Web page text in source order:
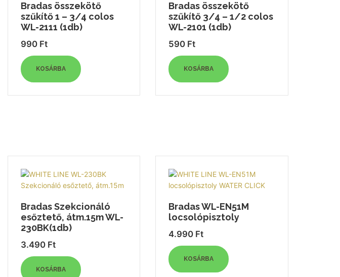
Bradas összekötő
szűkítő 1 – 3/4 colos
WL-2111 (1db)
990 Ft
KOSÁRBA
Bradas összekötő
szűkítő 3/4 – 1/2 colos
WL-2101 (1db)
590 Ft
KOSÁRBA
Bradas Szekcionáló
esőztető, átm.15m WL-
230BK(1db)
3.490 Ft
KOSÁRBA
Bradas WL-EN51M
locsolópisztoly
4.990 Ft
KOSÁRBA